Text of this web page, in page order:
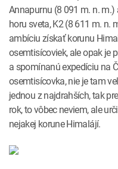
Annapurnu (8 091 m. n.
horu sveta, K2 (8 611 m. n.
ambíciu získať korunu
osemtisícoviek, ale opak je
a spomínanú expedíciu na
osemtisícovka, nie je tam
jednou z najdrahších, tak
rok, to vôbec neviem, ale
nejakej korune Himalájí.